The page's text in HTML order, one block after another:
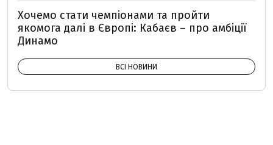
Хочемо стати чемпіонами та пройти
якомога далі в Європі: Кабаєв – про амбіції
Динамо
ВСІ НОВИНИ